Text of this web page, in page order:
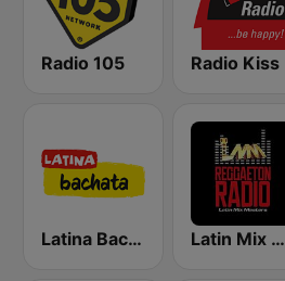
Radio 105 Radio Kiss
Latina Bachata Latin Mix Masters Reggaeton Radio